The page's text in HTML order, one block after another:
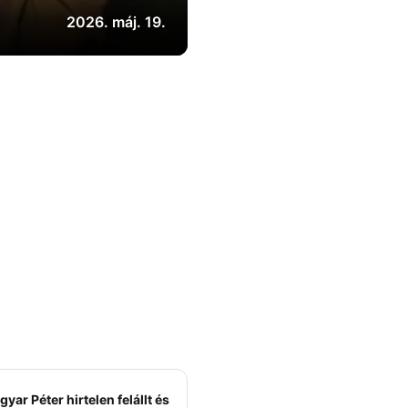
2026. máj. 19.
Péter hirtelen felállt és